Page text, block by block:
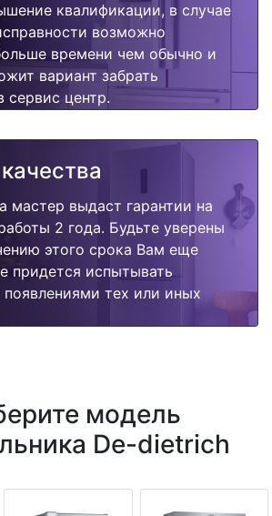
квалификации, в случае
возможно
времени чем обычно и
вариант забрать
сервис центр.
мастер выдаст гарантии на
2 года. Будьте уверены
этого срока Вам еще
придется испытывать
тех или иных
модель
De-dietrich